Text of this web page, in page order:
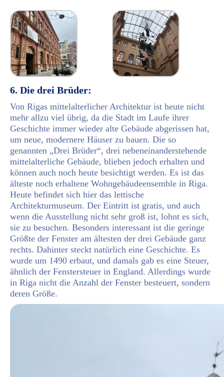
6. Die drei Brüder:
Von Rigas mittelalterlicher Architektur ist heute nicht
mehr allzu viel übrig, da die Stadt im Laufe ihrer
Geschichte immer wieder alte Gebäude abgerissen hat,
um neue, modernere Häuser zu bauen. Die so
genannten „Drei Brüder“, drei nebeneinanderstehende
mittelalterliche Gebäude, blieben jedoch erhalten und
können auch noch heute besichtigt werden. Es ist das
älteste noch erhaltene Wohngebäudeensemble in Riga.
Heute befindet sich hier das lettische
Architekturmuseum. Der Eintritt ist gratis, und auch
wenn die Ausstellung nicht sehr groß ist, lohnt es sich,
sie zu besuchen. Besonders interessant ist die geringe
Größte der Fenster am ältesten der drei Gebäude ganz
rechts. Dahinter steckt natürlich eine Geschichte. Es
wurde um 1490 erbaut, und damals gab es eine Steuer,
ähnlich der Fenstersteuer in England. Allerdings wurde
in Riga nicht die Anzahl der Fenster besteuert, sondern
deren Größe.